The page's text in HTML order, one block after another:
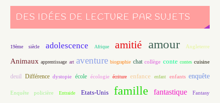
DES IDÉES DE LECTURE PAR SUJETS
19ème siècle adolescence Afrique amitié amour Angleterre
Animaux apprentissage art aventure biographie chat collège conte contes cuisine
deuil Différence dystopie école écologie écriture enfance enfant enfants enquête
Enquête policière Entraide Etats-Unis famille fantastique Fantasy